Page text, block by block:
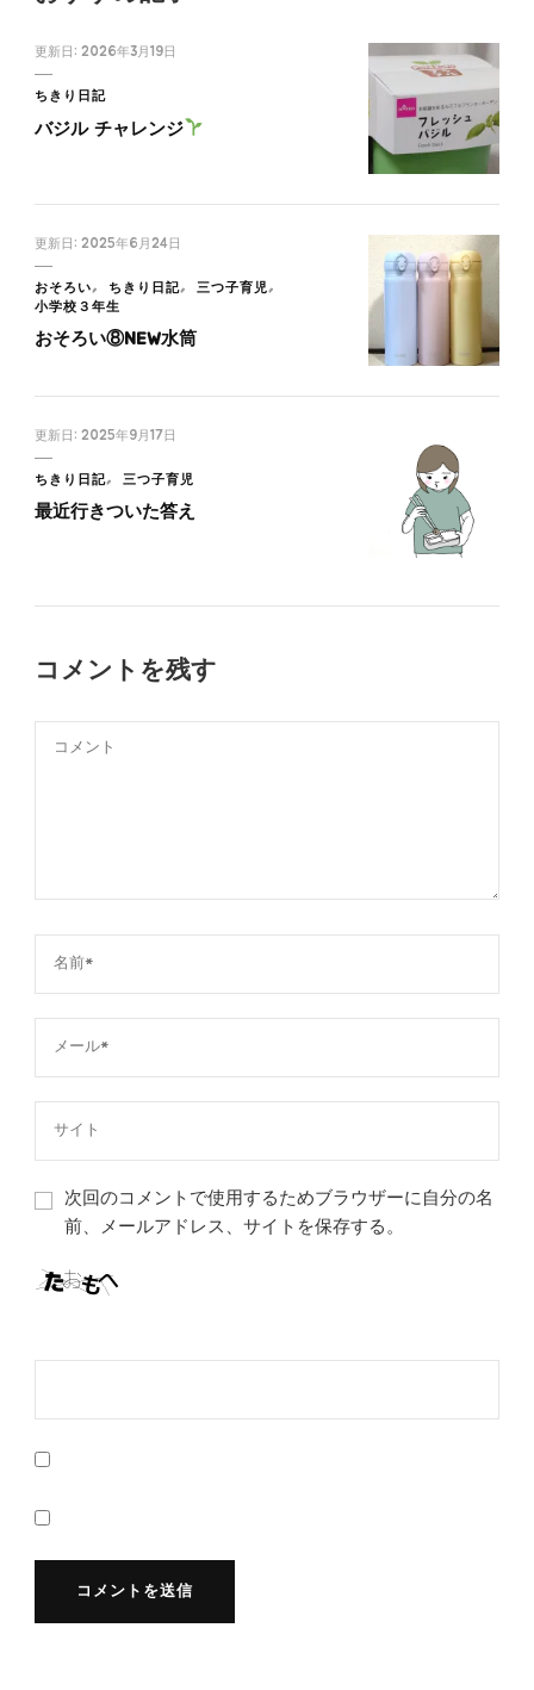
更新日: 2026年3月19日
ちきり日記
バジル チャレンジ
更新日: 2025年6月24日
おそろい ちきり日記
三つ子育児
小学校３年生
おそろい⑧NEW水筒
更新日: 2025年9月17日
ちきり日記 三つ子育児
最近行きついた答え
コメントを残す
次回のコメントで使用するためブラウザーに自分の名
前、メールアドレス、サイトを保存する。